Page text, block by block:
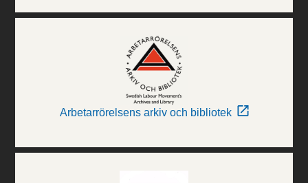
Arbetarrörelsens arkiv och bibliotek